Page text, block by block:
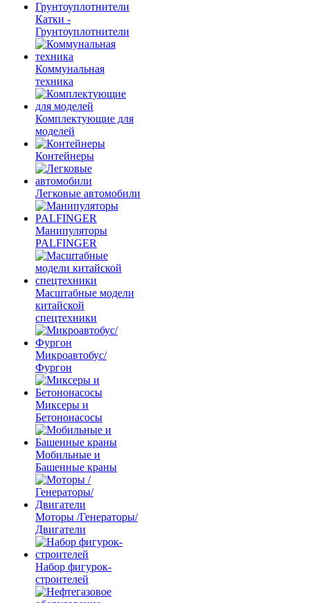
Катки -
Грунтоуплотнители
Коммунальная
техника
Комплектующие для
моделей
Контейнеры
Легковые автомобили
Манипуляторы
PALFINGER
Масштабные модели
китайской
спецтехники
Микроавтобус/
Фургон
Миксеры и
Бетононасосы
Мобильные и
Башенные краны
Моторы /Генераторы/
Двигатели
Набор фигурок-
строителей